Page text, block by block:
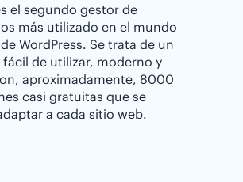
el segundo gestor de
más utilizado en el mundo
WordPress. Se trata de un
de utilizar, moderno y
aproximadamente, 8000
casi gratuitas que se
a cada sitio web.